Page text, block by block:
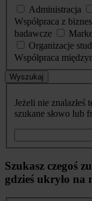
Administracja
Współpraca z
badawcze
Organizacje
Współpraca
Wyszukaj
Jeżeli nie znalazłeś
szukane słowo lub
Szukasz czegoś
gdzieś ukryło na